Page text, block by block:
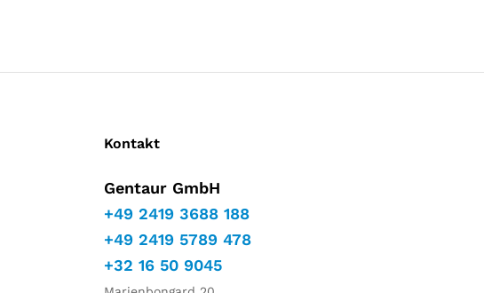
Kontakt
Gentaur GmbH
+49 2419 3688 188
+49 2419 5789 478
+32 16 50 9045